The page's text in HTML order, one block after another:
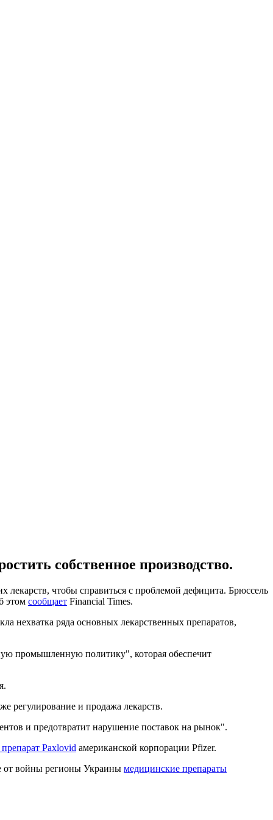
собственное производство.
лекарств, чтобы справиться с проблемой дефицита. Брюссель
этом сообщает Financial Times.
нехватка ряда основных лекарственных препаратов,
промышленную политику", которая обеспечит
регулирование и продажа лекарств.
и предотвратит нарушение поставок на рынок".
Paxlovid американской корпорации Pfizer.
от войны регионы Украины медицинские препараты